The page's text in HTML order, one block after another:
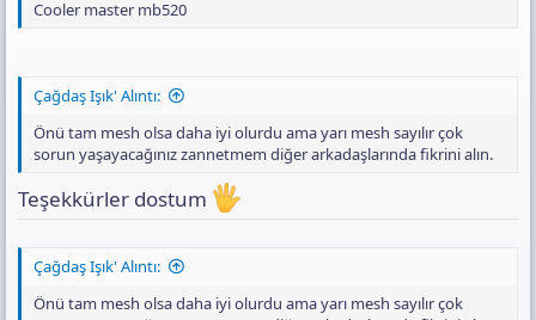
Cooler master mb520
Çağdaş Işık' Alıntı:
Önü tam mesh olsa daha iyi olurdu ama yarı mesh sayılır çok
sorun yaşayacağınız zannetmem diğer arkadaşlarında fikrini alın.
Teşekkürler dostum
Çağdaş Işık' Alıntı:
Önü tam mesh olsa daha iyi olurdu ama yarı mesh sayılır çok